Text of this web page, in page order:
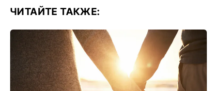
ЧИТАЙТЕ ТАКЖЕ: